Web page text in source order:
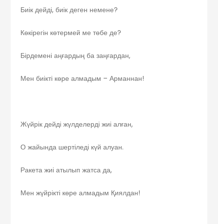
Биік дейді, биік деген немене?
Көкірегін көтермей ме төбе де?
Бірдемені аңғардың ба заңғардан,
Мен биікті көре алмадым – Арманнан!
Жүйрік дейді жүлделерді жиі алған,
О жайында шертіледі күй алуан.
Ракета жиі атылып жатса да,
Мен жүйрікті көре алмадым Қиялдан!